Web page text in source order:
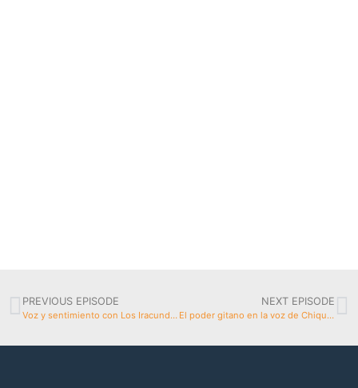
PREVIOUS EPISODE
Voz y sentimiento con Los Iracundos
NEXT EPISODE
El poder gitano en la voz de Chiquitete